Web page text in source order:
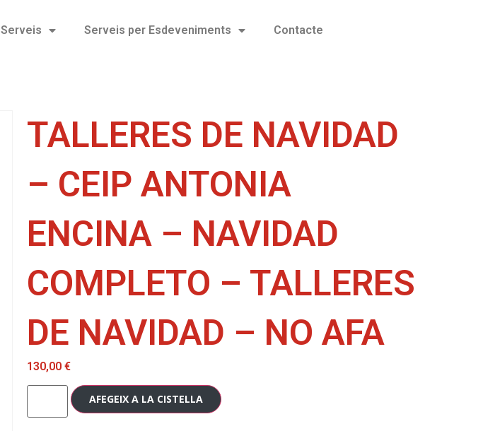
Serveis Serveis per Esdeveniments Contacte
TALLERES DE NAVIDAD
– CEIP ANTONIA
ENCINA – NAVIDAD
COMPLETO – TALLERES
DE NAVIDAD – NO AFA
130,00 €
AFEGEIX A LA CISTELLA